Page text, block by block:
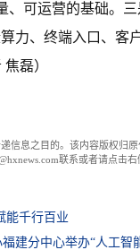
可运营的基础。
力、终端入口、客
磊）
信息之目的。该内容版权归
联系或者请点击
能千行百业
建分中心举办“人工智